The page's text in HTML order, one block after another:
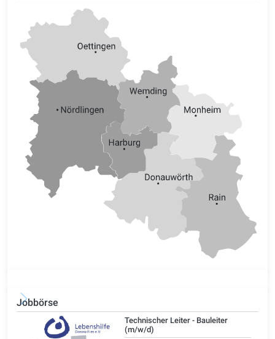
Jobbörse
Technischer Leiter - Bauleiter
(m/w/d)